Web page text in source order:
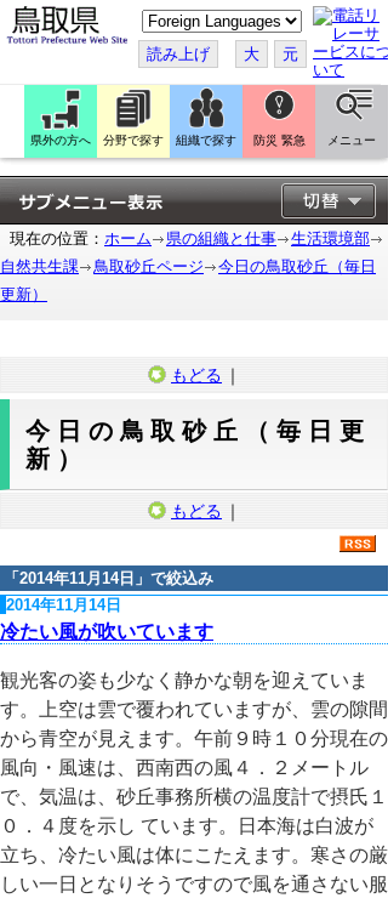
こ
の
ペ
ー
ジ
翻
訳
す
る
読み上げ 大 元
県外の方へ 分野で探す 組織で探す 防災 緊急 メニュー
現在の位置： ホーム 県の組織と仕事
生活環境部
自然共生課
鳥取砂丘ページ
今日の鳥取砂丘（毎日
更新）
もどる ｜
今日の鳥取砂丘（毎日更
新）
もどる ｜
「 2014年11月14日 」で絞込み
2014年11月14日
冷たい風が吹いています
観光客の姿も少なく静かな朝を迎えていま
す。上空は雲で覆われていますが、雲の隙間
から青空が見えます。午前９時１０分現在の
風向・風速は、西南西の風４．２メートル
で、気温は、砂丘事務所横の温度計で摂氏１
０．４度を示し ています。日本海は白波が
立ち、冷たい風は体にこたえます。寒さの厳
しい一日となりそうですので風を通さない服